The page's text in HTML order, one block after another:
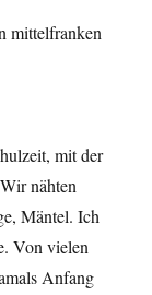
mittelfranken
mit der
nähten
Mäntel. Ich
Von vielen
Anfang